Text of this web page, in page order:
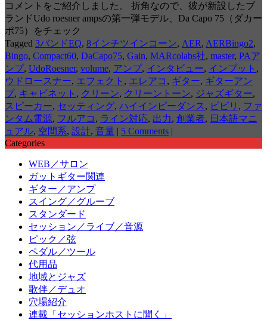
コメントをご紹介しました。 折角なので、彼が新設したブ
ランドUdo roesner ampsの第一弾モデル、Da Capo 75（ダカー
ポ75）をチェック
Tagged 3バンドEQ, 8インチツインコーン, AER, AERBingo2,
Bingo, Compact60, DaCapo75, Gain, MARcolabs社, master, PAア
ンプ, UdoRoesner, volume, アンプ, インタビュー, インプット ,
ウドロースナー, エフェクト , エレアコ , ギター, ギターアン
プ, キャビネット , クリーン, クリーントーン, ジャズギター,
スピーカー, セッティング, ハイインピーダンス , ビビリ , ファ
ンタム電源, フルアコ , ライン対応, 出力, 創業者, 日本語マニ
ュアル, 空間系, 設計, 音量 | 5 Comments |
Categories
WEB／サロン
ガットギター関連
ギター／アンプ
スイング／グルーブ
スタンダード
セッション／ライブ／音源
ピック／弦
ペダル／ツール
代用品
地域とジャズ
歌伴／デュオ
穴場紹介
連載「セッションホストに聞く」